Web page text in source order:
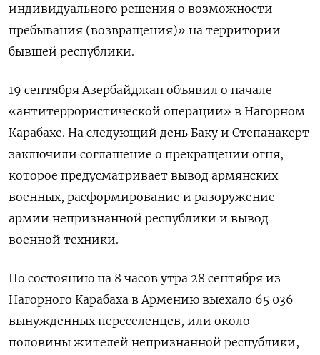
индивидуального решения о возможности
пребывания (возвращения)» на территории
бывшей республики.
19 сентября Азербайджан объявил о начале
«антитеррористической операции» в Нагорном
Карабахе. На следующий день Баку и Степанакерт
заключили соглашение о прекращении огня,
которое предусматривает вывод армянских
военных, расформирование и разоружение
армии непризнанной республики и вывод
военной техники.
По состоянию на 8 часов утра 28 сентября из
Нагорного Карабаха в Армению выехало 65 036
вынужденных переселенцев, или около
половины жителей непризнанной республики,